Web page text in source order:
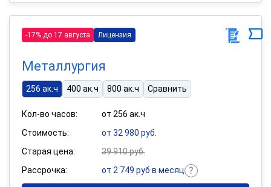
-17% до 17 августа Лицензия
Металлургия
256 ак.ч 400 ак.ч 800 ак.ч Сравнить
Кол-во часов:
от 256 ак.ч
Стоимость:
от 32 980 руб.
Старая цена:
39 910 руб.
Рассрочка:
от 2 749 руб в месяц